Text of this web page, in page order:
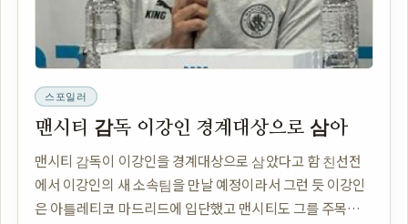
스포일러
맨시티 감독 이강인 경계대상으로 삼아
맨시티 감독이 이강인을 경계대상으로 삼았다고 함 친선전
에서 이강인의 새 소속팀을 만날 예정이라서 그런 듯 이강인
은 아틀레티코 마드리드에 입단했고 맨시티도 그를 주목하고